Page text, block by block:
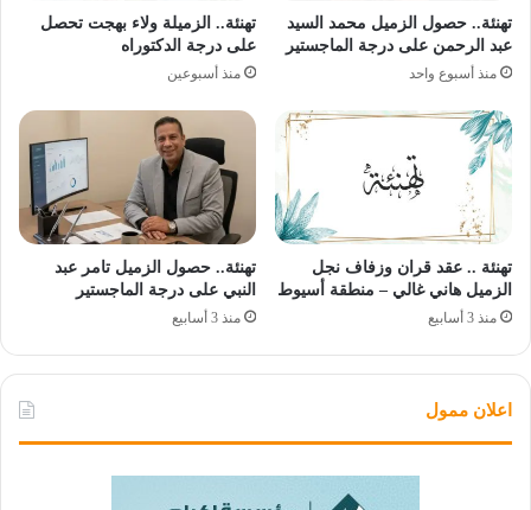
تهنئة.. حصول الزميل محمد السيد
عبد الرحمن على درجة الماجستير
منذ أسبوع واحد
تهنئة.. الزميلة ولاء بهجت تحصل
على درجة الدكتوراه
منذ أسبوعين
تهنئة .. عقد قران وزفاف نجل
الزميل هاني غالي – منطقة أسيوط
منذ 3 أسابيع
تهنئة.. حصول الزميل تامر عبد
النبي على درجة الماجستير
منذ 3 أسابيع
اعلان ممول